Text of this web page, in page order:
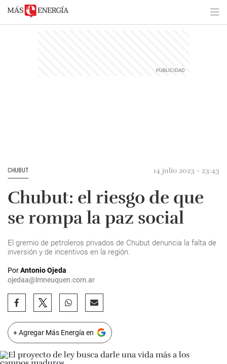
CHUBUT 14 julio 2023 - 23:43
Chubut: el riesgo de que
se rompa la paz social
El gremio de petroleros privados de Chubut denuncia la falta de
inversión y de incentivos en la región.
PorAntonio Ojeda
ojedaa@lmneuquen.com.ar
+ Agregar Más Energía en